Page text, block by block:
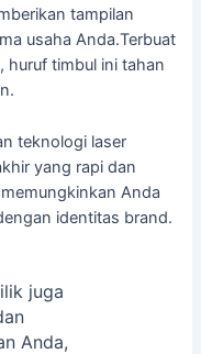
tampilan
usaha Anda.Terbuat
huruf timbul ini tahan
teknologi laser
yang rapi dan
Anda
identitas brand.
juga
Anda,